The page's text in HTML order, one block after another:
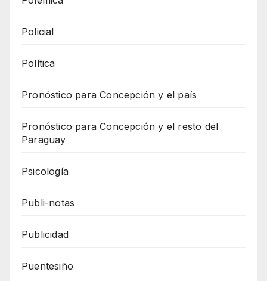
Policial
Política
Pronóstico para Concepción y el país
Pronóstico para Concepción y el resto del
Paraguay
Psicología
Publi-notas
Publicidad
Puentesiño